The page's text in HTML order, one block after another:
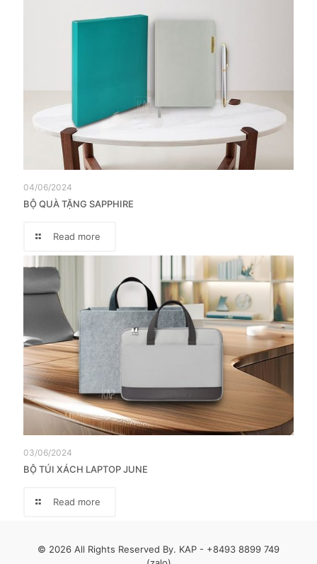
04/06/2024
BỘ QUÀ TẶNG SAPPHIRE
Read more
03/06/2024
BỘ TÚI XÁCH LAPTOP JUNE
Read more
© 2026 All Rights Reserved By. KAP - +8493 8899 749